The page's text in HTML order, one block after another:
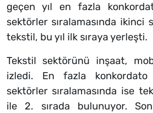
geçen yıl en fazla
sektörler sıralamasında ikinci
tekstil, bu yıl ilk sıraya yerleşti.
Tekstil sektörünü inşaat,
izledi. En fazla konkordato
sektörler sıralamasında ise
ile 2. sırada bulunuyor.